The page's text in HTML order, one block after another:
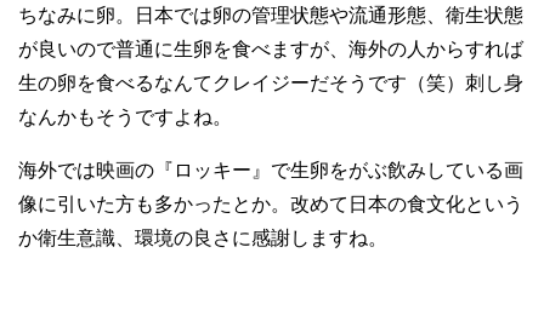
ちなみに卵。日本では卵の管理状態や流通形態、衛生状態
が良いので普通に生卵を食べますが、海外の人からすれば
生の卵を食べるなんてクレイジーだそうです（笑）刺し身
なんかもそうですよね。
海外では映画の『ロッキー』で生卵をがぶ飲みしている画
像に引いた方も多かったとか。改めて日本の食文化という
か衛生意識、環境の良さに感謝しますね。